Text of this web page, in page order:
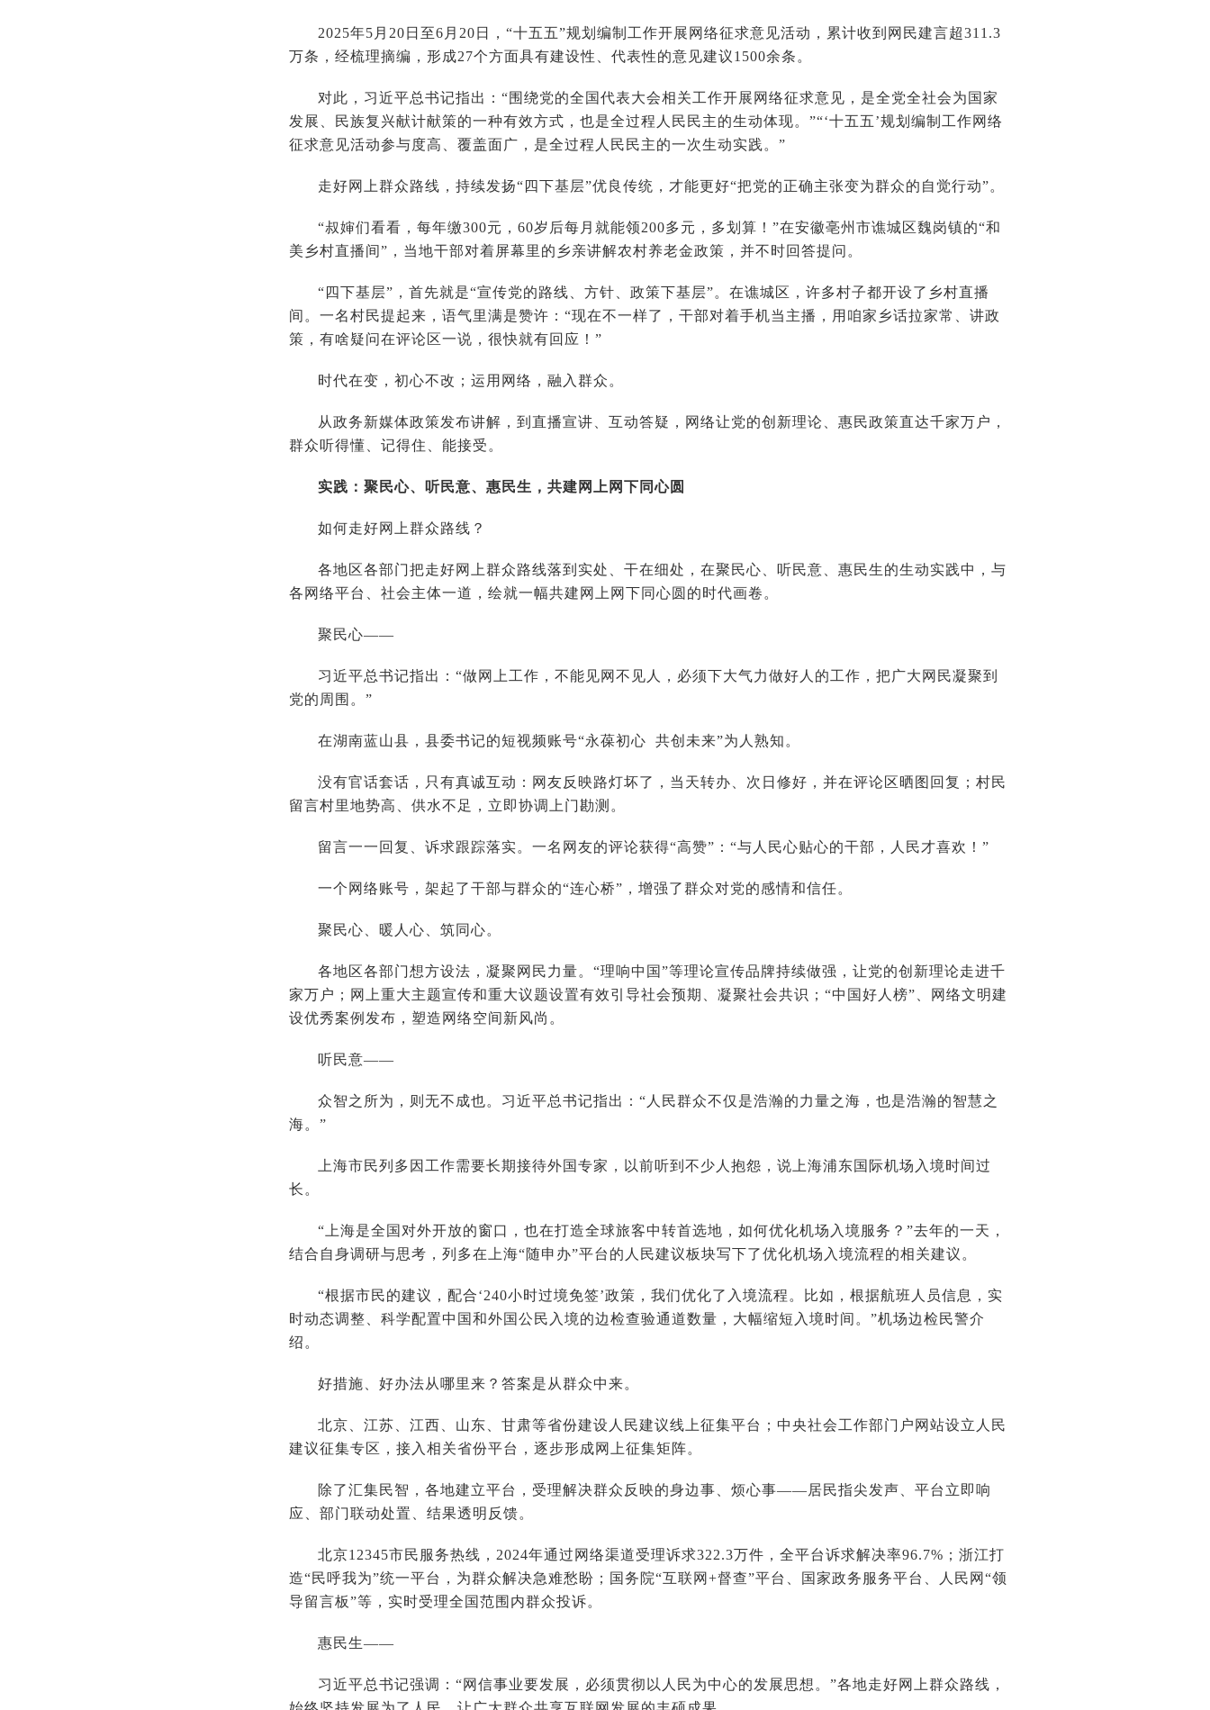
2025年5月20日至6月20日，“十五五”规划编制工作开展网络征求意见活动，累计收到网民建言超311.3
万条，经梳理摘编，形成27个方面具有建设性、代表性的意见建议1500余条。
对此，习近平总书记指出：“围绕党的全国代表大会相关工作开展网络征求意见，是全党全社会为国家
发展、民族复兴献计献策的一种有效方式，也是全过程人民民主的生动体现。”“‘十五五’规划编制工作网络
征求意见活动参与度高、覆盖面广，是全过程人民民主的一次生动实践。”
走好网上群众路线，持续发扬“四下基层”优良传统，才能更好“把党的正确主张变为群众的自觉行动”。
“叔婶们看看，每年缴300元，60岁后每月就能领200多元，多划算！”在安徽亳州市谯城区魏岗镇的“和
美乡村直播间”，当地干部对着屏幕里的乡亲讲解农村养老金政策，并不时回答提问。
“四下基层”，首先就是“宣传党的路线、方针、政策下基层”。在谯城区，许多村子都开设了乡村直播
间。一名村民提起来，语气里满是赞许：“现在不一样了，干部对着手机当主播，用咱家乡话拉家常、讲政
策，有啥疑问在评论区一说，很快就有回应！”
时代在变，初心不改；运用网络，融入群众。
从政务新媒体政策发布讲解，到直播宣讲、互动答疑，网络让党的创新理论、惠民政策直达千家万户，
群众听得懂、记得住、能接受。
实践：聚民心、听民意、惠民生，共建网上网下同心圆
如何走好网上群众路线？
各地区各部门把走好网上群众路线落到实处、干在细处，在聚民心、听民意、惠民生的生动实践中，与
各网络平台、社会主体一道，绘就一幅共建网上网下同心圆的时代画卷。
聚民心——
习近平总书记指出：“做网上工作，不能见网不见人，必须下大气力做好人的工作，把广大网民凝聚到
党的周围。”
在湖南蓝山县，县委书记的短视频账号“永葆初心 共创未来”为人熟知。
没有官话套话，只有真诚互动：网友反映路灯坏了，当天转办、次日修好，并在评论区晒图回复；村民
留言村里地势高、供水不足，立即协调上门勘测。
留言一一回复、诉求跟踪落实。一名网友的评论获得“高赞”：“与人民心贴心的干部，人民才喜欢！”
一个网络账号，架起了干部与群众的“连心桥”，增强了群众对党的感情和信任。
聚民心、暖人心、筑同心。
各地区各部门想方设法，凝聚网民力量。“理响中国”等理论宣传品牌持续做强，让党的创新理论走进千
家万户；网上重大主题宣传和重大议题设置有效引导社会预期、凝聚社会共识；“中国好人榜”、网络文明建
设优秀案例发布，塑造网络空间新风尚。
听民意——
众智之所为，则无不成也。习近平总书记指出：“人民群众不仅是浩瀚的力量之海，也是浩瀚的智慧之
海。”
上海市民列多因工作需要长期接待外国专家，以前听到不少人抱怨，说上海浦东国际机场入境时间过
长。
“上海是全国对外开放的窗口，也在打造全球旅客中转首选地，如何优化机场入境服务？”去年的一天，
结合自身调研与思考，列多在上海“随申办”平台的人民建议板块写下了优化机场入境流程的相关建议。
“根据市民的建议，配合‘240小时过境免签’政策，我们优化了入境流程。比如，根据航班人员信息，实
时动态调整、科学配置中国和外国公民入境的边检查验通道数量，大幅缩短入境时间。”机场边检民警介
绍。
好措施、好办法从哪里来？答案是从群众中来。
北京、江苏、江西、山东、甘肃等省份建设人民建议线上征集平台；中央社会工作部门户网站设立人民
建议征集专区，接入相关省份平台，逐步形成网上征集矩阵。
除了汇集民智，各地建立平台，受理解决群众反映的身边事、烦心事——居民指尖发声、平台立即响
应、部门联动处置、结果透明反馈。
北京12345市民服务热线，2024年通过网络渠道受理诉求322.3万件，全平台诉求解决率96.7%；浙江打
造“民呼我为”统一平台，为群众解决急难愁盼；国务院“互联网+督查”平台、国家政务服务平台、人民网“领
导留言板”等，实时受理全国范围内群众投诉。
惠民生——
习近平总书记强调：“网信事业要发展，必须贯彻以人民为中心的发展思想。”各地走好网上群众路线，